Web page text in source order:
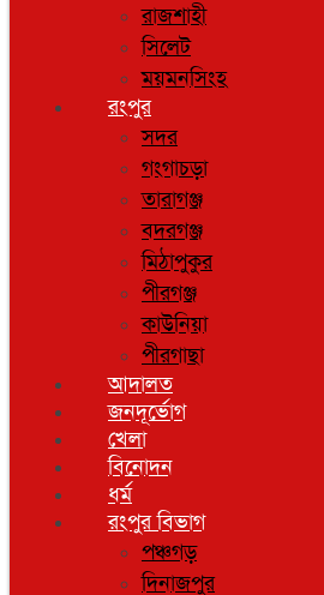
রাজশাহী
সিলেট
ময়মনসিংহ
রংপুর
সদর
গংগাচড়া
তারাগঞ্জ
বদরগঞ্জ
মিঠাপুকুর
পীরগঞ্জ
কাউনিয়া
পীরগাছা
আদালত
জনদূর্ভোগ
খেলা
বিনোদন
ধর্ম
রংপুর বিভাগ
পঞ্চগড়
দিনাজপুর